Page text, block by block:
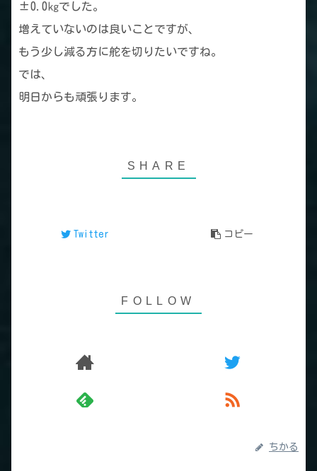
±0.0㎏でした。
増えていないのは良いことですが、
もう少し減る方に舵を切りたいですね。
では、
明日からも頑張ります。
Twitter コピー
ちかる